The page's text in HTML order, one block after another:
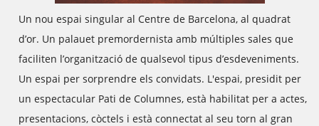
Un nou espai singular al Centre de Barcelona, al quadrat
d’or. Un palauet premordernista amb múltiples sales que
faciliten l’organització de qualsevol tipus d’esdeveniments.
Un espai per sorprendre els convidats. L'espai, presidit per
un espectacular Pati de Columnes, està habilitat per a actes,
presentacions, còctels i està connectat al seu torn al gran